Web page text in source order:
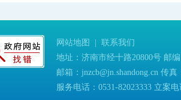
网站地图
联系我们
地址：济南市经十路20800号 邮编
邮箱：jnzcb@jn.shandong.cn 传真
服务电话：0531-82023333 立案电